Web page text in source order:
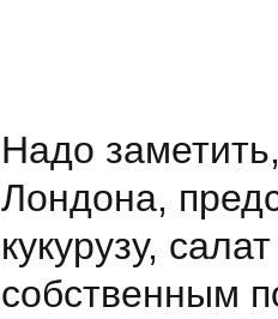
Надо
Лондона,
кукурузу,
собственным